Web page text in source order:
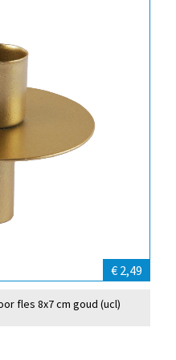
€ 2,49
fles 8x7 cm goud (ucl)